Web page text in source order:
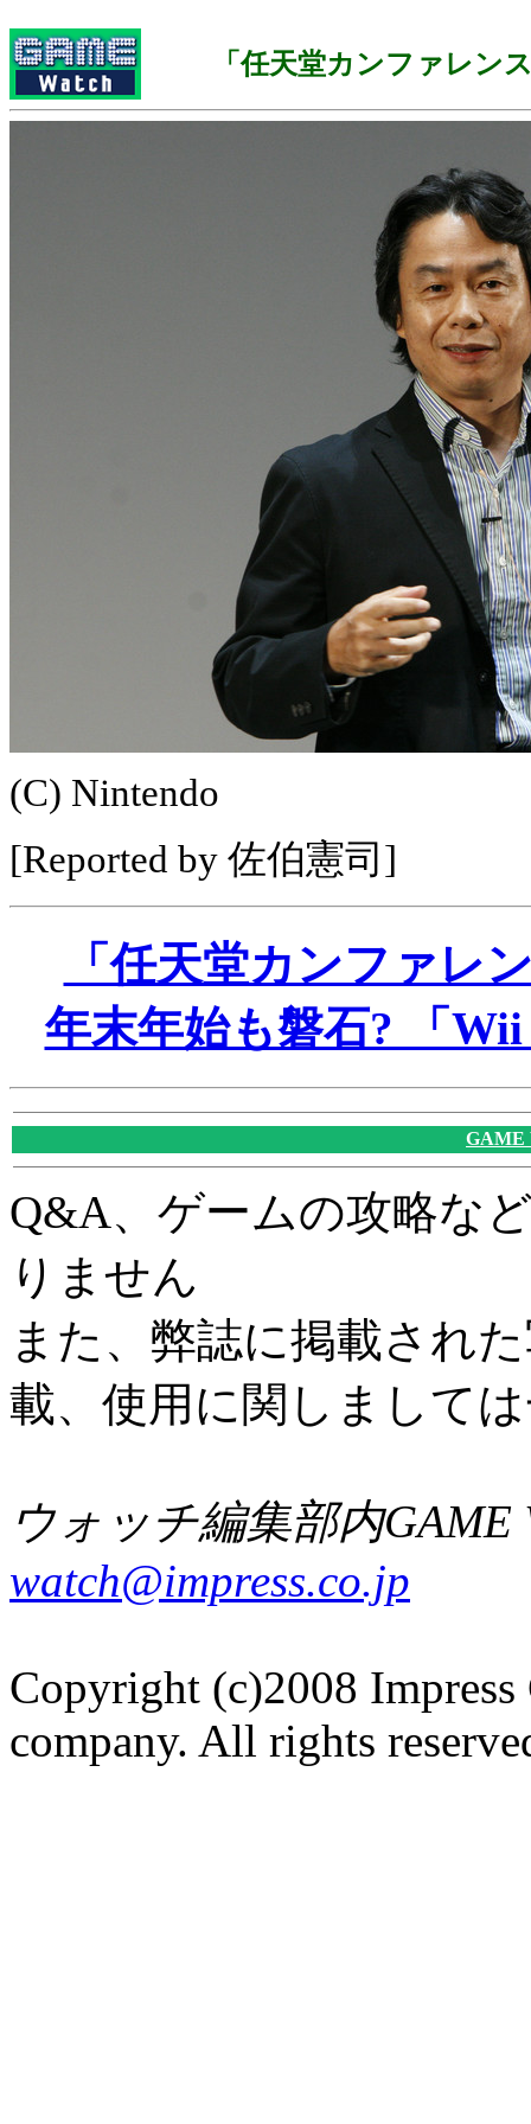
「任天堂カンファレン
(C) Nintendo
[Reported by 佐伯憲司]
「任天堂カンファレ
年末年始も磐石? 「
GAME
Q&A、ゲームの攻略な
りません
また、弊誌に掲載され
載、使用に関しまして
ウォッチ編集部内GAME
watch@impress.co.jp
Copyright (c)2008
company. All rights